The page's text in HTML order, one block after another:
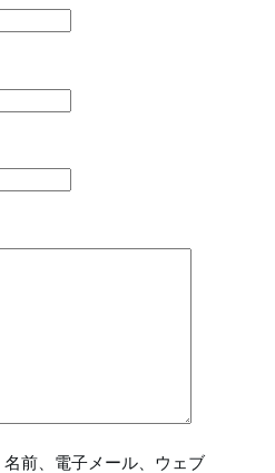
前、電子メール、ウェブ